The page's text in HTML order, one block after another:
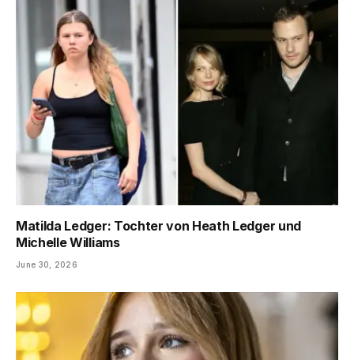
Matilda Ledger: Tochter von Heath Ledger und
Michelle Williams
June 30, 2026